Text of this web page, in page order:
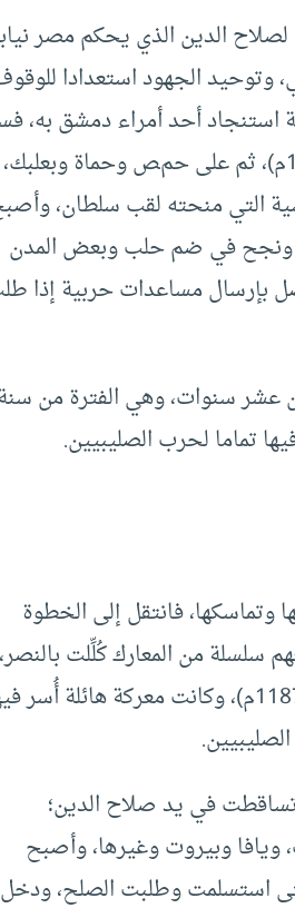
(569هـ = 1174م) تهيأت الفرصة لصلاح الدين الذي يحكم مصر
وتوحيد الجهود استعدادا
استنجاد أحد أمراء دمشق به،
إلى دمشق، وتمكن من السيطرة عليها دون قتال سنة (570هـ = 1174م)، ثم على حمص وحماة
التي منحته لقب سلطان،
مصر، ثم عاود حملته على الشام سنة (578هـ = 1182م)، ونجح في ضم حلب وبعض المدن
بإرسال مساعدات حربية إذا
عشر سنوات، وهي الفترة من
وتماسكها، فانتقل إلى الخطوة
سلسلة من المعارك كُلِّلت بالنصر،
” سنة (583هـ = 1187م)، وكانت معركة هائلة أُسر
في يد صلاح الدين؛
وبيروت وغيرها، وأصبح
استسلمت وطلبت الصلح، ودخل